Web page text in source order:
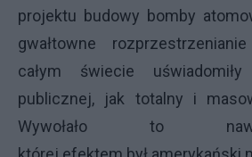
projektu budowy bomby
gwałtowne
całym świecie
publicznej, jak totalny i
Wywołało to